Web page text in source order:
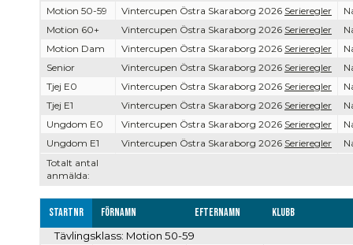
Totalt antal
anmälda:
Motion 50-59 Vintercupen Östra Skaraborg 2026 Serieregler
Motion 60+
Vintercupen Östra Skaraborg 2026 Serieregler
Motion Dam
Vintercupen Östra Skaraborg 2026 Serieregler
Senior
Vintercupen Östra Skaraborg 2026 Serieregler
Tjej E0
Vintercupen Östra Skaraborg 2026 Serieregler
Tjej E1
Vintercupen Östra Skaraborg 2026 Serieregler
Ungdom E0
Vintercupen Östra Skaraborg 2026 Serieregler
Ungdom E1
Vintercupen Östra Skaraborg 2026 Serieregler
Startnr Förnamn Efternamn Klubb
Tävlingsklass: Motion 50-59